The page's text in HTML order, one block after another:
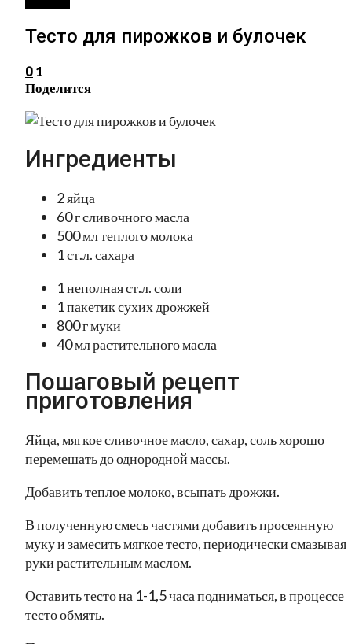
Тесто для пирожков и булочек
0 1
Поделится
Ингредиенты
2 яйца
60 г сливочного масла
500 мл теплого молока
1 ст.л. сахара
1 неполная ст.л. соли
1 пакетик сухих дрожжей
800 г муки
40 мл растительного масла
Пошаговый рецепт
приготовления
Яйца, мягкое сливочное масло, сахар, соль хорошо
перемешать до однородной массы.
Добавить теплое молоко, всыпать дрожжи.
В полученную смесь частями добавить просеянную
муку и замесить мягкое тесто, периодически смазывая
руки растительным маслом.
Оставить тесто на 1-1,5 часа подниматься, в процессе
тесто обмять.